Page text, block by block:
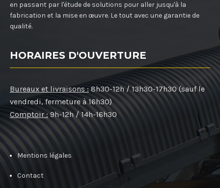
en passant par l'étude de solutions pour aller jusqu'à la
fabrication et la mise en œuvre. Le tout avec une garantie de
qualité.
HORAIRES D'OUVERTURE
Bureaux et livraisons : 8h30-12h / 13h30-17h30 (sauf le
vendredi, fermeture à 16h30)
Comptoir : 9h-12h / 14h-16h30
Mentions légales
Contact